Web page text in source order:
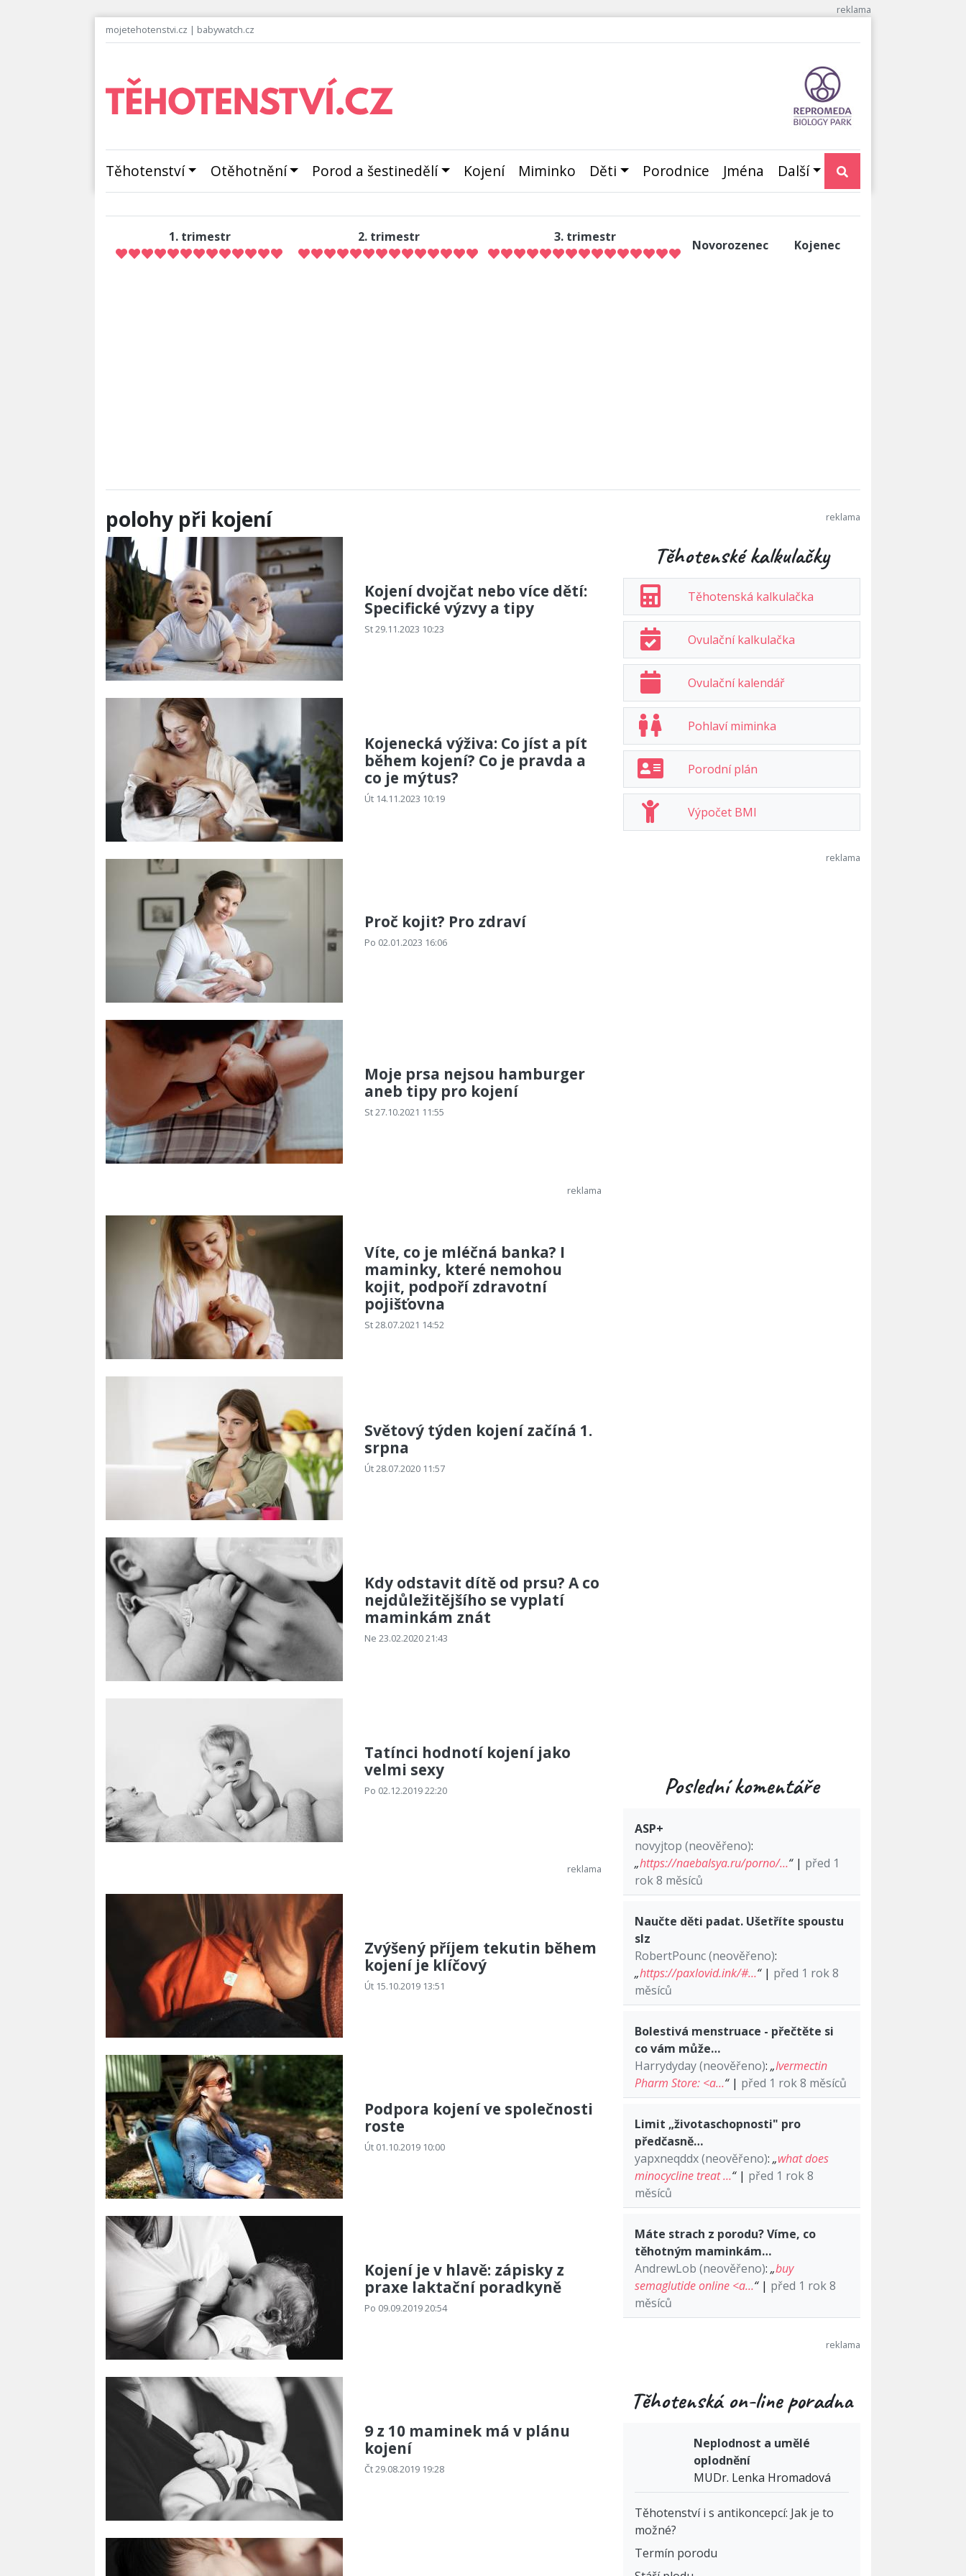
mojetehotenstvi.cz | babywatch.cz
Těhotenství Otěhotnění Porod a šestinedělí Kojení Miminko Děti Porodnice Jména Další
1. trimestr 2. trimestr 3. trimestr
Novorozenec Kojenec
polohy při kojení
Kojení dvojčat nebo více dětí:
Specifické výzvy a tipy
St 29.11.2023 10:23
Kojenecká výživa: Co jíst a pít
během kojení? Co je pravda a
co je mýtus?
Út 14.11.2023 10:19
Proč kojit? Pro zdraví
Po 02.01.2023 16:06
Moje prsa nejsou hamburger
aneb tipy pro kojení
St 27.10.2021 11:55
Víte, co je mléčná banka? I
maminky, které nemohou
kojit, podpoří zdravotní
pojišťovna
St 28.07.2021 14:52
Světový týden kojení začíná 1.
srpna
Út 28.07.2020 11:57
Kdy odstavit dítě od prsu? A co
nejdůležitějšího se vyplatí
maminkám znát
Ne 23.02.2020 21:43
Tatínci hodnotí kojení jako
velmi sexy
Po 02.12.2019 22:20
Zvýšený příjem tekutin během
kojení je klíčový
Út 15.10.2019 13:51
Podpora kojení ve společnosti
roste
Út 01.10.2019 10:00
Kojení je v hlavě: zápisky z
praxe laktační poradkyně
Po 09.09.2019 20:54
9 z 10 maminek má v plánu
kojení
Čt 29.08.2019 19:28
Těhotenské kalkulačky
Těhotenská kalkulačka
Ovulační kalkulačka
Ovulační kalendář
Pohlaví miminka
Porodní plán
Výpočet BMI
Poslední komentáře
ASP+
novyjtop (neověřeno):
„https://naebalsya.ru/porno/…“| před 1
rok 8 měsíců
Naučte děti padat. Ušetříte spoustu
slz
RobertPounc (neověřeno):
„https://paxlovid.ink/#…“| před 1 rok 8
měsíců
Bolestivá menstruace - přečtěte si
co vám může…
Harrydyday (neověřeno): „Ivermectin
Pharm Store: <a…“| před 1 rok 8 měsíců
Limit „životaschopnosti" pro
předčasně…
yapxneqddx (neověřeno): „what does
minocycline treat …“| před 1 rok 8
měsíců
Máte strach z porodu? Víme, co
těhotným maminkám…
AndrewLob (neověřeno): „buy
semaglutide online <a…“| před 1 rok 8
měsíců
Těhotenská on-line poradna
Neplodnost a umělé
oplodnění
MUDr. Lenka Hromadová
Těhotenství i s antikoncepcí: Jak je to
možné?
Termín porodu